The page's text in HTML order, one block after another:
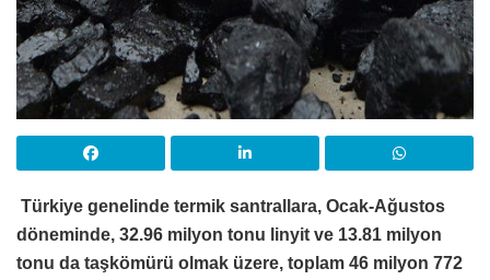
Türkiye genelinde termik santrallara, Ocak-Ağustos
döneminde, 32.96 milyon tonu linyit ve 13.81 milyon
tonu da taşkömürü olmak üzere, toplam 46 milyon 772